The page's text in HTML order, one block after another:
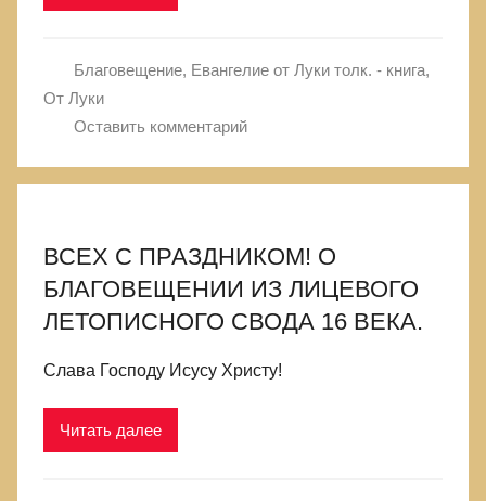
Благовещение, Евангелие от Луки толк. - книга,
От Луки
Оставить комментарий
ВСЕХ С ПРАЗДНИКОМ! О
БЛАГОВЕЩЕНИИ ИЗ ЛИЦЕВОГО
ЛЕТОПИСНОГО СВОДА 16 ВЕКА.
Слава Господу Исусу Христу!
Читать далее